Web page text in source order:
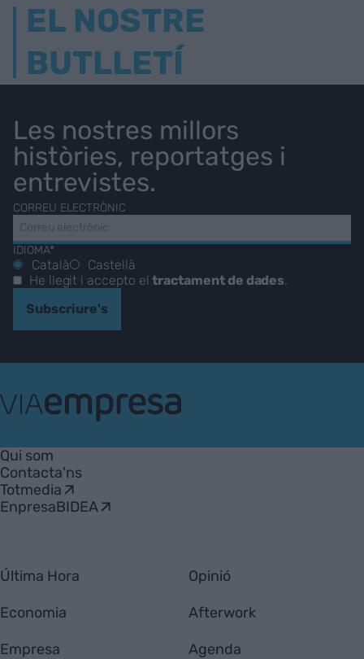
EL NOSTRE
BUTLLETÍ
Les nostres millors
històries, reportatges i
entrevistes.
CORREU ELECTRÒNIC
IDIOMA*
Català
Castellà
He llegit i accepto eltractament de dades
Subscriure's
Empresa
Qui som
Contacta'ns
Totmedia
EnpresaBIDEA
Última Hora
Economia
Empresa
Opinió
Afterwork
Agenda